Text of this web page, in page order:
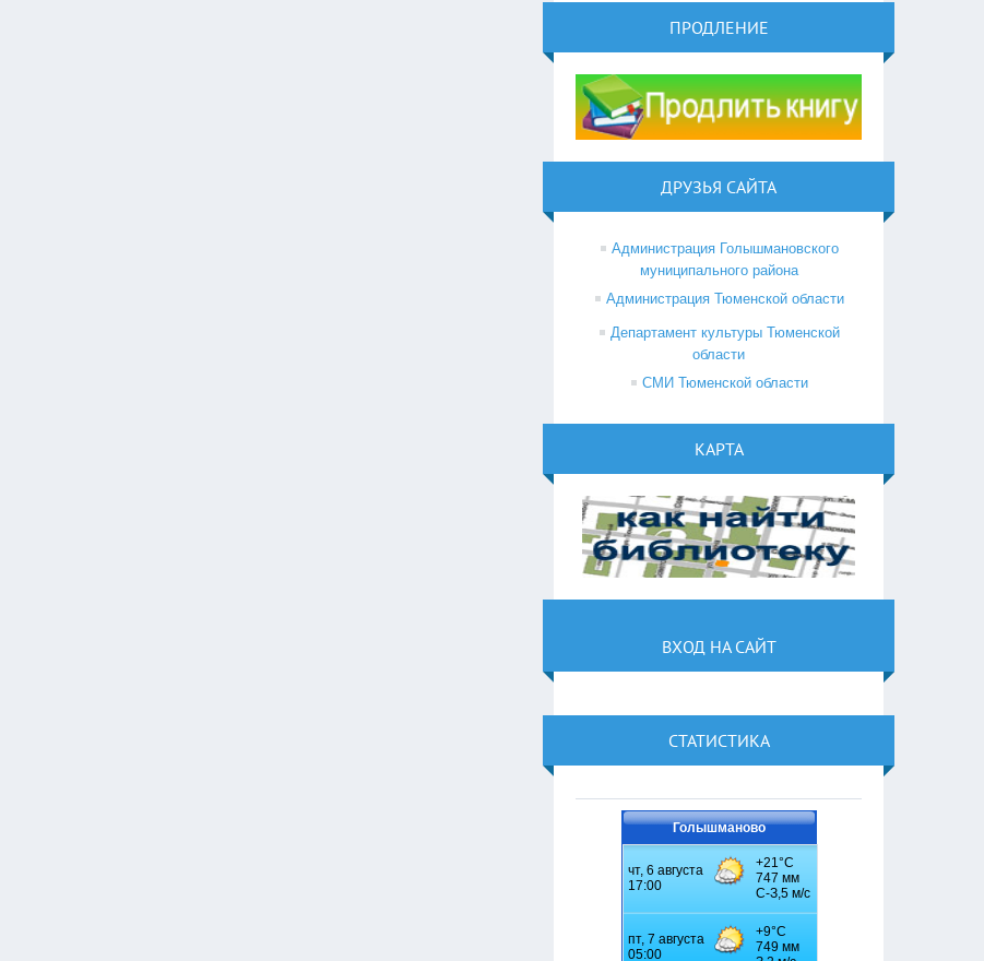
ПРОДЛЕНИЕ
ДРУЗЬЯ САЙТА
Администрация Голышмановского
муниципального района
Администрация Тюменской области
Департамент культуры Тюменской
области
СМИ Тюменской области
КАРТА
ВХОД НА САЙТ
СТАТИСТИКА
Голышманово